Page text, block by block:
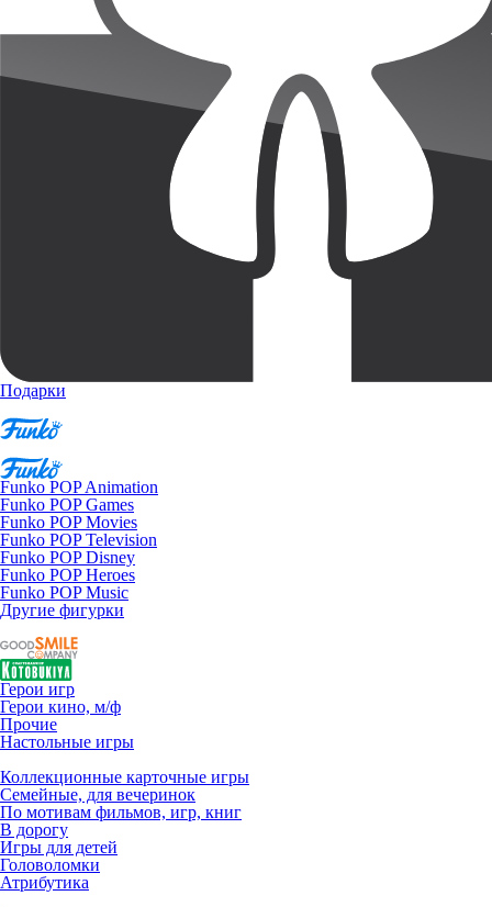
Подарки
Funko POP Animation
Funko POP Games
Funko POP Movies
Funko POP Television
Funko POP Disney
Funko POP Heroes
Funko POP Music
Другие фигурки
Герои игр
Герои кино, м/ф
Прочие
Настольные игры
Коллекционные карточные игры
Семейные, для вечеринок
По мотивам фильмов, игр, книг
В дорогу
Игры для детей
Головоломки
Атрибутика